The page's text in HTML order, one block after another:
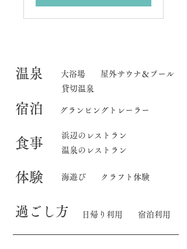
​温泉 大浴場
屋外サウナ＆プール
貸切温泉
宿泊 グランピングトレーラー
食事
​浜辺のレストラン
温泉のレストラン
体験 海遊び クラフト体験
​過ごし方 日帰り利用 宿泊利用